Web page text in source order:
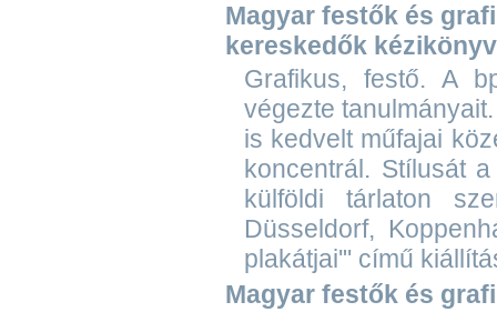
Magyar festők és
kereskedők
Grafikus, festő. A
végezte
is kedvelt műfajai
koncentrál. Stílusát
külföldi tárlaton
Düsseldorf,
plakátjai'" című
Magyar festők és